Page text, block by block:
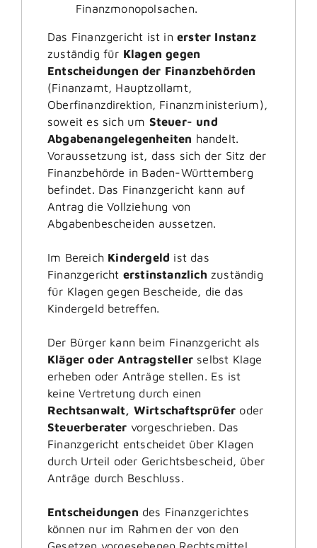
Finanzmonopolsachen.
Das Finanzgericht ist in erster Instanz
zuständig für Klagen gegen
Entscheidungen der Finanzbehörden
(Finanzamt, Hauptzollamt,
Oberfinanzdirektion, Finanzministerium),
soweit es sich um Steuer- und
Abgabenangelegenheiten handelt.
Voraussetzung ist, dass sich der Sitz der
Finanzbehörde in Baden-Württemberg
befindet. Das Finanzgericht kann auf
Antrag die Vollziehung von
Abgabenbescheiden aussetzen.
Im Bereich Kindergeld ist das
Finanzgericht erstinstanzlich zuständig
für Klagen gegen Bescheide, die das
Kindergeld betreffen.
Der Bürger kann beim Finanzgericht als
Kläger oder Antragsteller selbst Klage
erheben oder Anträge stellen. Es ist
keine Vertretung durch einen
Rechtsanwalt, Wirtschaftsprüfer oder
Steuerberater vorgeschrieben. Das
Finanzgericht entscheidet über Klagen
durch Urteil oder Gerichtsbescheid, über
Anträge durch Beschluss.
Entscheidungen des Finanzgerichtes
können nur im Rahmen der von den
Gesetzen vorgesehenen Rechtsmittel